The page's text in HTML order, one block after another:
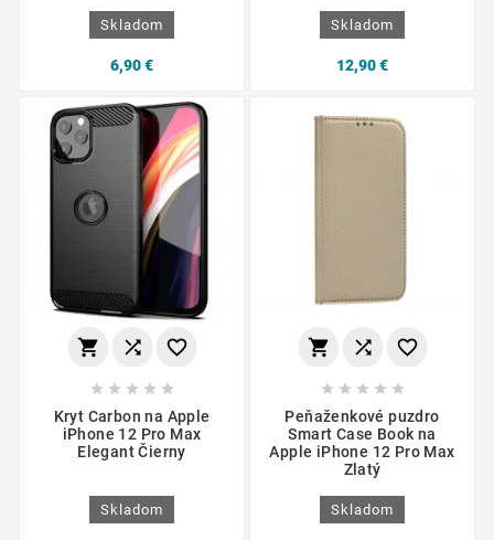
Skladom
6,90 €
Skladom
12,90 €
  
    
Kryt Carbon na Apple
iPhone 12 Pro Max
Elegant Čierny
Skladom
  
    
Peňaženkové puzdro
Smart Case Book na
Apple iPhone 12 Pro Max
Zlatý
Skladom